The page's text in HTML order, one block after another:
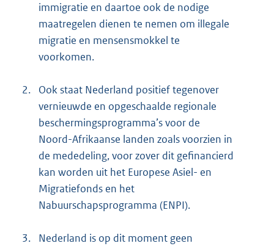
immigratie en daartoe ook de nodige
maatregelen dienen te nemen om illegale
migratie en mensensmokkel te
voorkomen.
2.
Ook staat Nederland positief tegenover
vernieuwde en opgeschaalde regionale
beschermingsprogramma’s voor de
Noord-Afrikaanse landen zoals voorzien in
de mededeling, voor zover dit gefinancierd
kan worden uit het Europese Asiel- en
Migratiefonds en het
Nabuurschapsprogramma (ENPI).
3.
Nederland is op dit moment geen